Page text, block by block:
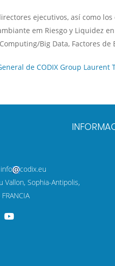
ejecutivos, así como
em Riesgo y Liquidez
Big Data, Factores
info
codix.eu
Vallon, Sophia-Antipolis,